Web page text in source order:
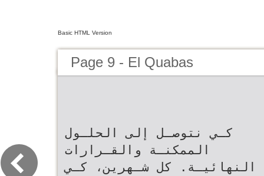
Basic HTML Version
Page 9 - El Quabas
‫كـي نتوصـل إلى الحلـول
الممكنـة والقـرارات
النهائيـة‪ .‬كل شـهرين‪ ،‬كـي